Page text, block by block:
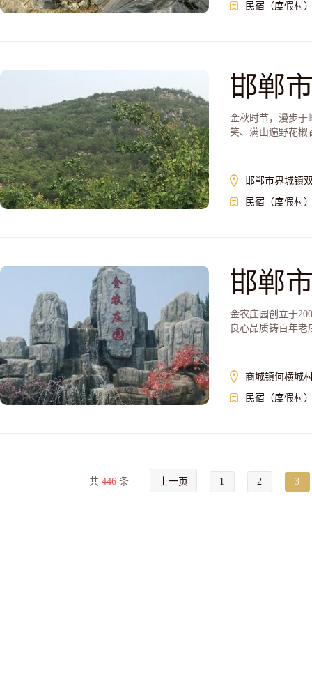
民宿（度假村
邯郸
金秋时节，漫步于
笑、满山遍野花
邯郸市界城镇
民宿（度假村
邯郸
金农庄园创立于
良心品质铸百年老
商城镇何横城
民宿（度假村
共 446条 上一页 1 2 3